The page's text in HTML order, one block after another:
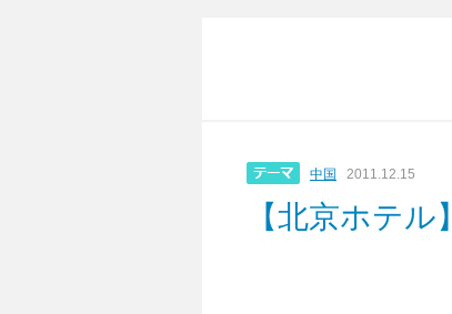
中国 2011.12.15
【北京ホテ